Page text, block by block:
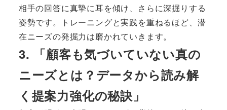
相手の回答に真摯に耳を傾け、さらに深掘りする
姿勢です。トレーニングと実践を重ねるほど、潜
在ニーズの発掘力は磨かれていきます。
3. 「顧客も気づいていない真の
ニーズとは？データから読み解
く提案力強化の秘訣」